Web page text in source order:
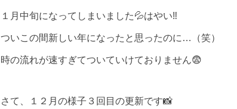
１月中旬になってしまいました💦はやい‼
ついこの間新しい年になったと思ったのに…（笑）
時の流れが速すぎてついていけておりません😨
さて、１２月の様子３回目の更新です📸